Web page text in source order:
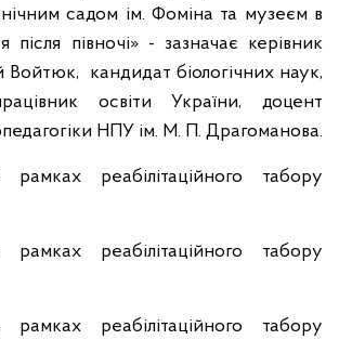
садом ім. Фоміна та музеєм в
після півночі» - зазначає керівник
кандидат біологічних наук,
освіти України, доцент
НПУ ім. М. П. Драгоманова.